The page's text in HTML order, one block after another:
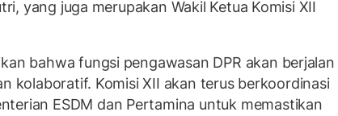
yang juga merupakan Wakil Ketua Komisi XII
bahwa fungsi pengawasan DPR akan berjalan
kolaboratif. Komisi XII akan terus berkoordinasi
ESDM dan Pertamina untuk memastikan